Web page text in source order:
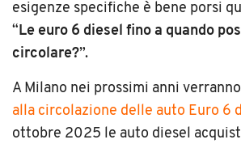
esigenze specifiche è bene porsi
“Le euro 6 diesel fino a quando
circolare?”.
A Milano nei prossimi anni
alla circolazione delle auto Euro 6
ottobre 2025 le auto diesel